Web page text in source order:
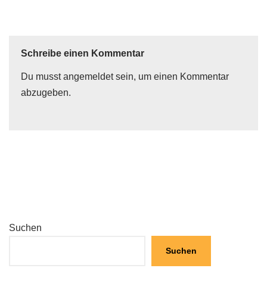
Schreibe einen Kommentar
Du musstangemeldetsein, um einen Kommentar
abzugeben.
Suchen
Suchen